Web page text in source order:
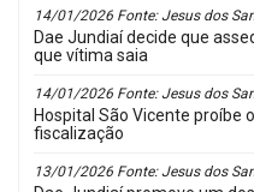
14/01/2026 Fonte: Jesus dos
Dae Jundiaí decide que
que vítima saia
14/01/2026 Fonte: Jesus dos
Hospital São Vicente proíbe
fiscalização
13/01/2026 Fonte: Jesus dos